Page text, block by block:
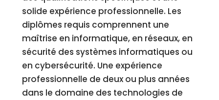
solide expérience professionnelle. Les
diplômes requis comprennent une
maîtrise en informatique, en réseaux, en
sécurité des systèmes informatiques ou
en cybersécurité. Une expérience
professionnelle de deux ou plus années
dans le domaine des technologies de